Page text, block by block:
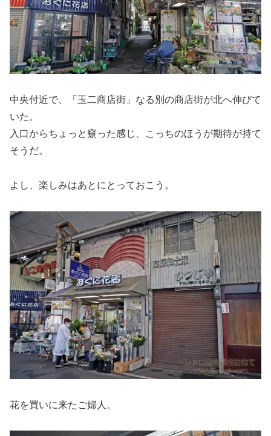
中央付近で、「玉二商店街」なる別の商店街が北へ伸びて
いた。
入口からちょっと窺った感じ、こっちのほうが期待が持て
そうだ。
よし、楽しみはあとにとっておこう。
花を買いに来たご婦人。